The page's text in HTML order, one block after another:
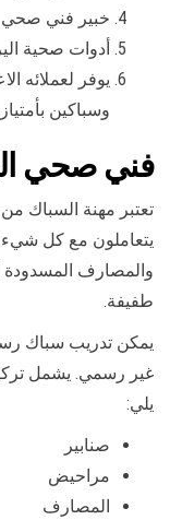
خبير فني صحي
أدوات صحية
يوفر لعملائه
وسباكين
فني صحي
تعتبر مهنة السباك
يتعاملون مع كل
والمصارف المسدودة
طفيفة.
يمكن تدريب سباك
غير رسمي. يشمل
يلي:
صنابير
مراحيض
المصارف